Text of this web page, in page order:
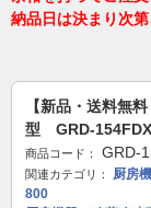
納品日は決まり次第
【新品・送料無
型 GRD-
商品コード： GRD-
関連カテゴリ： 厨房
800